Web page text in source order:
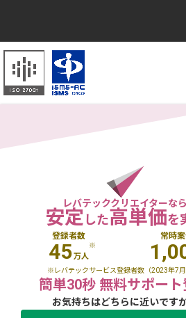
レバテッククリエイターなら
安定した高単価を
登録者数
45万人
※
常時
※レバテックサービス登録者数（2023年7
簡単30秒 無料サポー
お気持ちはどちらに近いです